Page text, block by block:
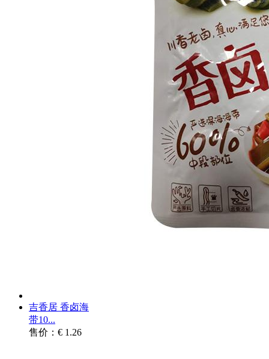
吉香居 香卤海
带10...
售价：€ 1.26